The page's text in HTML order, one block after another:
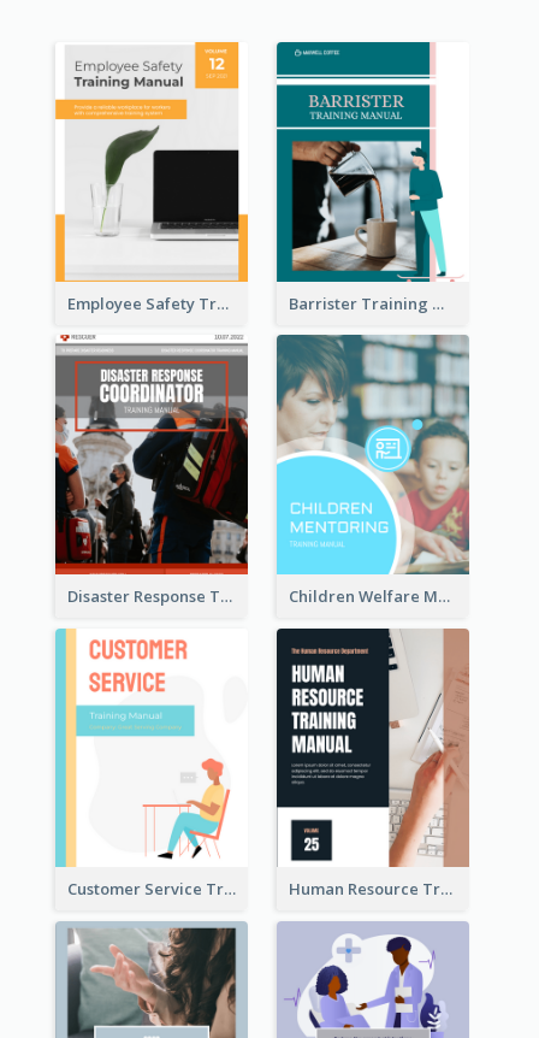
Employee Safety Training Manual Barrister Training Manual
Disaster Response Training Manual Children Welfare Mentor Training Manual
Customer Service Training Manual Human Resource Training Manual